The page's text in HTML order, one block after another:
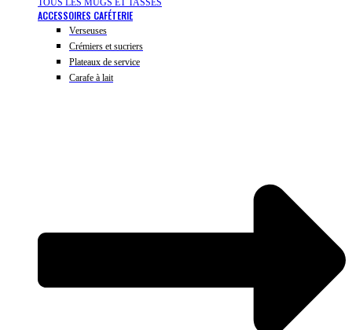
ACCESSOIRES CAFÉTERIE
Verseuses
Crémiers et sucriers
Plateaux de service
Carafe à lait